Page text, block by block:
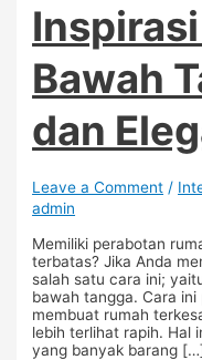
Bawah
dan
Leave a Comment /
admin
Memiliki perabotan
terbatas? Jika Anda
salah satu cara ini;
bawah tangga. Cara
membuat rumah
lebih terlihat rapih. Hal
yang banyak barang